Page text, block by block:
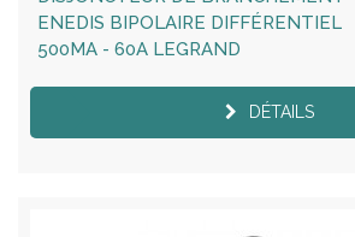
ENEDIS BIPOLAIRE DIFFÉRENTIEL
500MA - 60A LEGRAND
DÉTAILS